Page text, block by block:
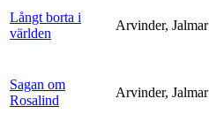
Långt borta i
världen
Arvinder, Jalmar
Sagan om
Rosalind
Arvinder, Jalmar